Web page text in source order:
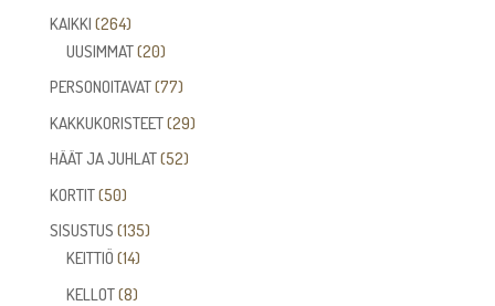
KAIKKI 264264
tuotetta
UUSIMMAT 2020
tuotetta
PERSONOITAVAT 7777
tuotetta
KAKKUKORISTEET 2929
HÄÄT JA JUHLAT 5252
KORTIT 5050
tuotetta
SISUSTUS 135135
KEITTIÖ 1414
tuotetta
KELLOT 88